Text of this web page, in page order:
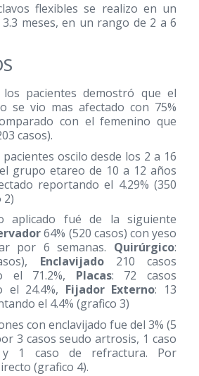
flexibles se realizo en un
meses, en un rango de 2 a 6
pacientes demostró que el
se vio mas afectado con 75%
con el femenino que
casos).
oscilo desde los 2 a 16
grupo etareo de 10 a 12 años
reportando el 4.29% (350
2)
aplicado fué de la siguiente
64% (520 casos) con yeso
por 6 semanas. Quirúrgico:
Enclavijado210 casos
el 71.2%, Placas: 72 casos
el 24.4%, Fijador Externo: 13
el 4.4% (grafico 3)
con enclavijado fue del 3% (5
3 casos seudo artrosis, 1 caso
y 1 caso de refractura. Por
(grafico 4).